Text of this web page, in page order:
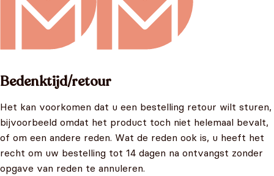
Bedenktijd/retour
Het kan voorkomen dat u een bestelling retour wilt sturen,
bijvoorbeeld omdat het product toch niet helemaal bevalt,
of om een andere reden. Wat de reden ook is, u heeft het
recht om uw bestelling tot 14 dagen na ontvangst zonder
opgave van reden te annuleren.